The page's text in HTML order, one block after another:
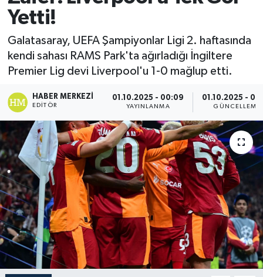
Yetti!
Galatasaray, UEFA Şampiyonlar Ligi 2. haftasında
kendi sahası RAMS Park'ta ağırladığı İngiltere
Premier Lig devi Liverpool'u 1-0 mağlup etti.
HABER MERKEZI
EDITÖR
01.10.2025 - 00:09
YAYINLANMA
01.10.2025 -
GÜNCELLEME